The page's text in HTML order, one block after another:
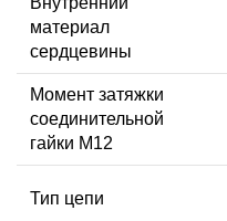
материал
сердцевины
Момент затяжки
соединительной
гайки M12
Тип цепи